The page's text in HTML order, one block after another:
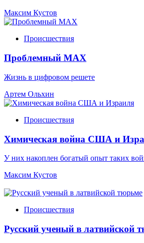
Максим Кустов
Происшествия
Проблемный МАХ
Жизнь в цифровом решете
Артем Ольхин
Происшествия
Химическая война США и
У них накоплен богатый опыт таких
Максим Кустов
Происшествия
Русский ученый в латвийской